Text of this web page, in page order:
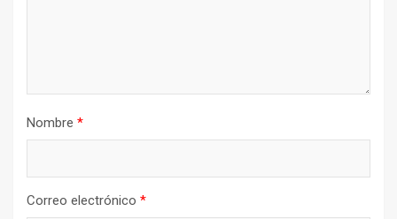
Nombre *
Correo electrónico *